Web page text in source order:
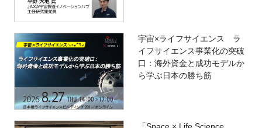
宇宙×ライフサイエンス ラ
イフサイエンス事業化の突破
口：海外資金と成功モデルか
ら学ぶ日本の勝ち筋
「Space × Life Science